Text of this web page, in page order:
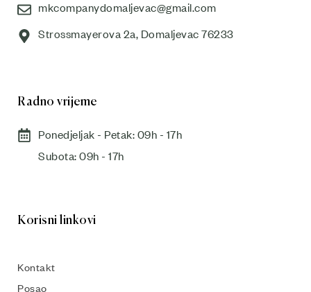
mkcompanydomaljevac@gmail.com
Strossmayerova 2a, Domaljevac 76233
Radno vrijeme
Ponedjeljak - Petak: 09h - 17h
Subota: 09h - 17h​
Korisni linkovi
Kontakt
Posao